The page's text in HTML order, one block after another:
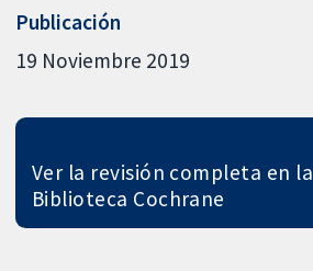
Publicación
19 Noviembre 2019
Ver la revisión completa en la
Biblioteca Cochrane